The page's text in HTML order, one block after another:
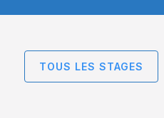
TOUS LES STAGES